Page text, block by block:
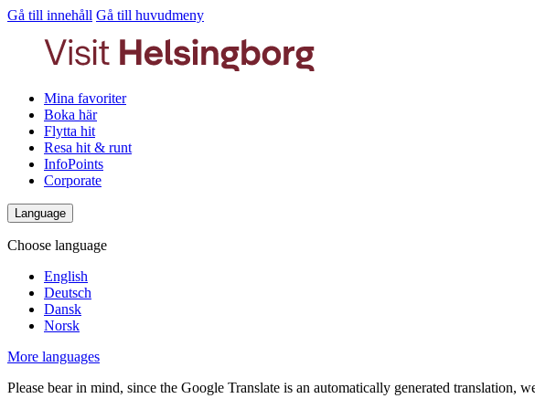
Gå till innehåll Gå till huvudmeny
Mina favoriter
Boka här
Flytta hit
Resa hit & runt
InfoPoints
Corporate
Language
Choose language
English
Deutsch
Dansk
Norsk
More languages
Please bear in mind, since the Google Translate is an automatically generated translation,